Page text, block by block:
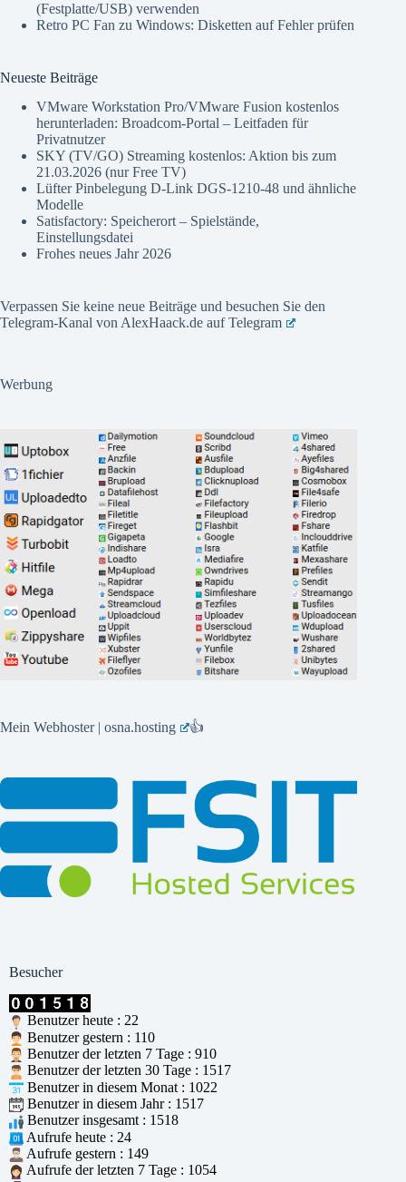
(Festplatte/USB) verwenden
Retro PC Fan zu Windows: Disketten auf Fehler prüfen
Neueste Beiträge
VMware Workstation Pro/VMware Fusion kostenlos
herunterladen: Broadcom-Portal – Leitfaden für
Privatnutzer
SKY (TV/GO) Streaming kostenlos: Aktion bis zum
21.03.2026 (nur Free TV)
Lüfter Pinbelegung D-Link DGS-1210-48 und ähnliche
Modelle
Satisfactory: Speicherort – Spielstände,
Einstellungsdatei
Frohes neues Jahr 2026
Verpassen Sie keine neue Beiträge und besuchen Sie den
Telegram-Kanal von AlexHaack.de aufTelegram
Werbung
Mein Webhoster | osna.hosting 👍
Besucher
Benutzer heute : 22
Benutzer gestern : 110
Benutzer der letzten 7 Tage : 910
Benutzer der letzten 30 Tage : 1517
Benutzer in diesem Monat : 1022
Benutzer in diesem Jahr : 1517
Benutzer insgesamt : 1518
Aufrufe heute : 24
Aufrufe gestern : 149
Aufrufe der letzten 7 Tage : 1054